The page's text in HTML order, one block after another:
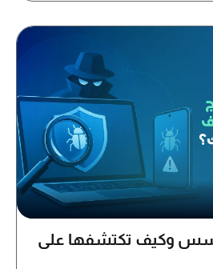
وكيف تكتشفها على